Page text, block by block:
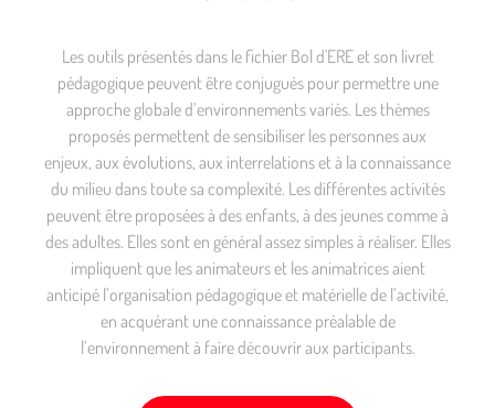
Les outils présentés dans le fichier Bol d'ERE et son livret
pédagogique peuvent être conjugués pour permettre une
approche globale d’environnements variés. Les thèmes
proposés permettent de sensibiliser les personnes aux
enjeux, aux évolutions, aux interrelations et à la connaissance
du milieu dans toute sa complexité. Les différentes activités
peuvent être proposées à des enfants, à des jeunes comme à
des adultes. Elles sont en général assez simples à réaliser. Elles
impliquent que les animateurs et les animatrices aient
anticipé l’organisation pédagogique et matérielle de l’activité,
en acquérant une connaissance préalable de
l’environnement à faire découvrir aux participants.